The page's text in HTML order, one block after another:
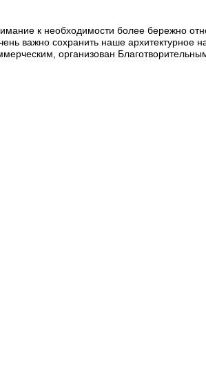
к необходимости более бережно
важно сохранить наше архитектурное
организован